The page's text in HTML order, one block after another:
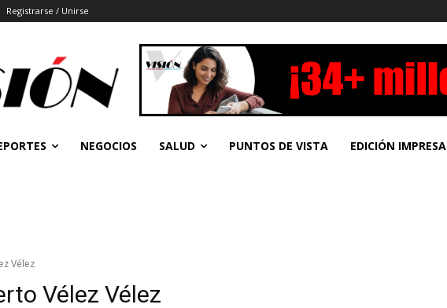
Registrarse / Unirse
NEGOCIOS SALUD PUNTOS DE VISTA EDICIÓN IMPRESA
Vélez
Vélez Vélez